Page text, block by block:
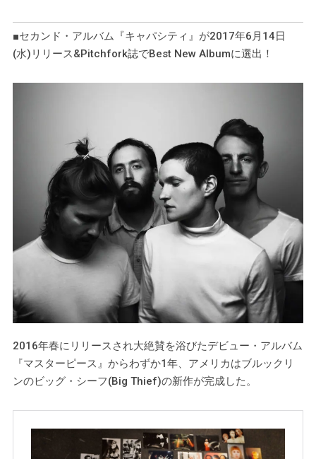
■セカンド・アルバム『キャパシティ』が2017年6月14日
(水)リリース&Pitchfork誌でBest New Albumに選出！
2016年春にリリースされ大絶賛を浴びたデビュー・アルバム
『マスターピース』からわずか1年、アメリカはブルックリ
ンのビッグ・シーフ(Big Thief)の新作が完成した。